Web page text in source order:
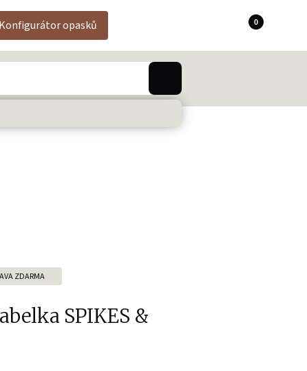
Konfigurátor opasků 0
ZDARMA
SPIKES &